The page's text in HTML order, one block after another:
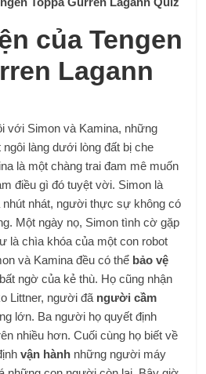
của Tengen
Lagann
với Simon và Kamina, những
ngôi làng dưới lòng đất bị che
là một chàng trai đam mê muốn
điều gì đó tuyệt vời. Simon là
nhút nhát, người thực sự không có
Một ngày nọ, Simon tình cờ gặp
là chìa khóa của một con robot
và Kamina đều có thể bảo vệ
ngờ của kẻ thù. Họ cũng nhận
Littner, người đã người cầm
lớn. Ba người họ quyết định
nhiều hơn. Cuối cùng họ biết về
vận hành những người máy